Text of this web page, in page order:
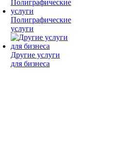
Полиграфические
услуги
Другие услуги
для бизнеса